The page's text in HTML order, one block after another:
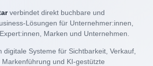
verbindet direkt buchbare und
Lösungen für Unternehmer:innen,
Marken und Unternehmen.
digitale Systeme für Sichtbarkeit, Verkauf,
Markenführung und KI-gestützte